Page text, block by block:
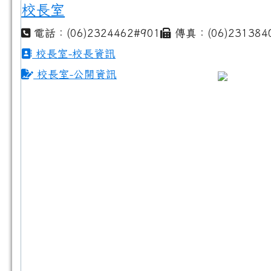
校長室
電話：(06)2324462#901
傳真：
校長室-校長資訊
校長室-公開資訊